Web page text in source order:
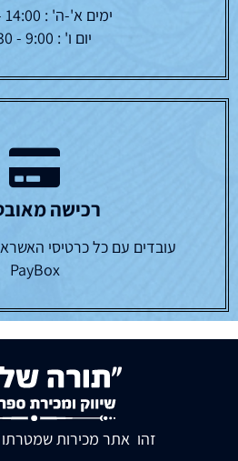
ימים א'-ה' : 14:00 - 19:00
יום ו' : 9:00 - 10:30
רכישה
PayBox
זהו אתר מכירות